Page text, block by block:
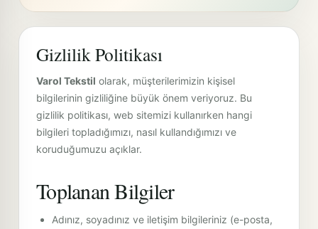
Gizlilik Politikası
Varol Tekstil olarak, müşterilerimizin kişisel
bilgilerinin gizliliğine büyük önem veriyoruz. Bu
gizlilik politikası, web sitemizi kullanırken hangi
bilgileri topladığımızı, nasıl kullandığımızı ve
koruduğumuzu açıklar.
Toplanan Bilgiler
Adınız, soyadınız ve iletişim bilgileriniz (e-posta,